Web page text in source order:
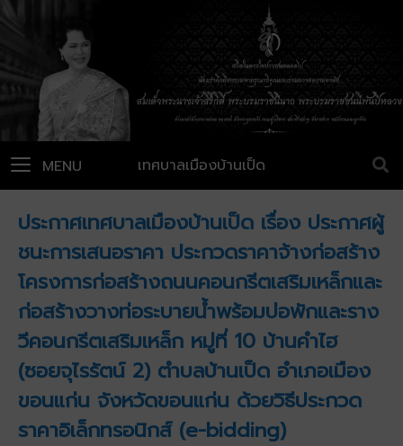
เทศบาลเมืองบ้านเป็ด
MENU
ประกาศเทศบาลเมืองบ้านเป็ด เรื่อง ประกาศผู้
ชนะการเสนอราคา ประกวดราคาจ้างก่อสร้าง
โครงการก่อสร้างถนนคอนกรีตเสริมเหล็กและ
ก่อสร้างวางท่อระบายน้ำพร้อมบ่อพักและราง
วีคอนกรีตเสริมเหล็ก หมู่ที่ 10 บ้านคำไฮ
(ซอยจุไรรัตน์ 2) ตำบลบ้านเป็ด อำเภอเมือง
ขอนแก่น จังหวัดขอนแก่น ด้วยวิธีประกวด
ราคาอิเล็กทรอนิกส์ (e-bidding)